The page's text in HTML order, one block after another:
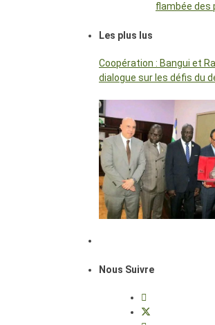
flambée des
Les plus lus
Coopération : Bangui et
dialogue sur les défis du
Nous Suivre